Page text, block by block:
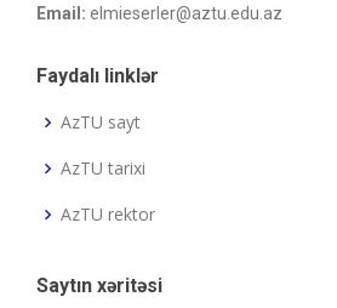
Email: elmieserler@aztu.edu.az
Faydalı linklər
AzTU sayt
AzTU tarixi
AzTU rektor
Saytın xəritəsi